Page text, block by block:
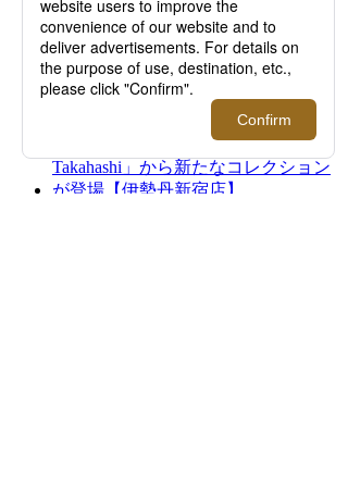
似合うサングラスの選び方は「顔型との相
性」が重要！バランスの良いフレームの見つ
け方【2026年更新】